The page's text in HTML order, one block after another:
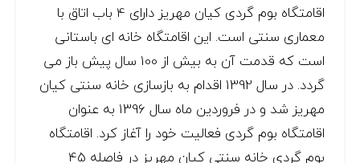
اقامتگاه بوم گردی کیان مهریز دارای 4 باب اتاق با
معماری سنتی است. این اقامتگاه خانه ای باستانی
است که قدمت آن به بیش از 100 سال پیش باز می
گردد. در سال 1392 اقدام به بازسازی خانه سنتی کیان
مهریز شد و در فروردین ماه سال 1396 به عنوان
اقامتگاه بوم گردی فعالیت خود را آغاز کرد. اقامتگاه
بوم گردی خانه سنتی کیان مهریز در فاصله 45